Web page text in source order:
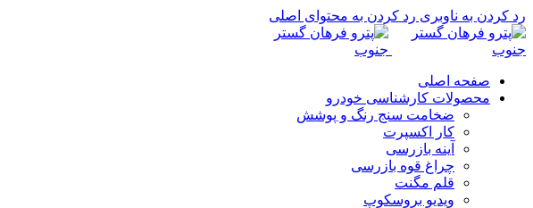
رد کردن به ناوبری رد کردن به محتوای اصلی
صفحه اصلی
محصولات کارشناسی خودرو
ضخامت سنج رنگ و پوشش
کار اکسپرت
آینه بازرسی
چراغ قوه بازرسی
قلم مگنت
ویدیو بروسکوپ